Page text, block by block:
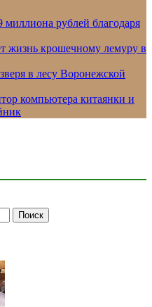
рублей благодаря
жизнь крошечному лемуру в
в лесу Воронежской
компьютера китаянки и